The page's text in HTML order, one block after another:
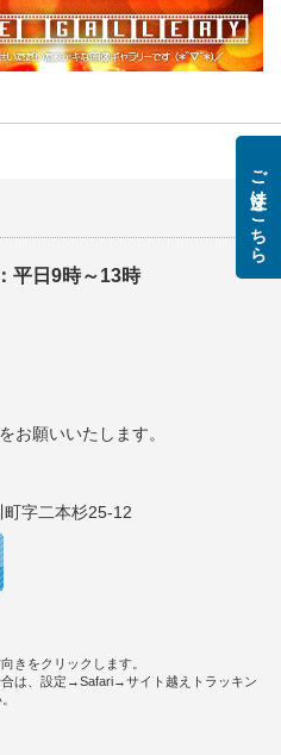
平日9時～13時
願いいたします。
町字二本杉25-12
きをクリックします。
合は、設定→Safari→サイト越えトラッキン
ご注文はこちら